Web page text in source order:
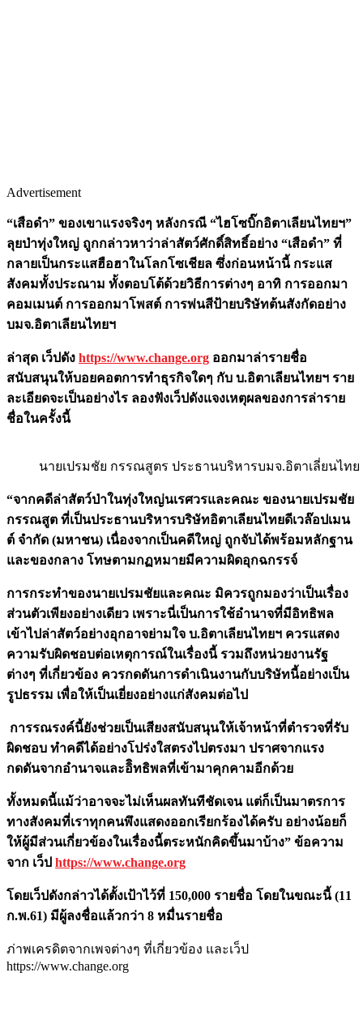
Advertisement
“เสือดำ” ของเขาแรงจริงๆ หลังกรณี “ไฮโซบิ๊กอิตาเลียนไทยฯ”
ลุยป่าทุ่งใหญ่ ถูกกล่าวหาว่าล่าสัตว์ศักดิ์สิทธิ์อย่าง “เสือดำ” ที่
กลายเป็นกระแสฮือฮาในโลกโซเชียล ซึ่งก่อนหน้านี้ กระแส
สังคมทั้งประณาม ทั้งตอบโต้ด้วยวิธีการต่างๆ อาทิ การออกมา
คอมเมนต์ การออกมาโพสต์ การพ่นสีป้ายบริษัทต้นสังกัดอย่าง
บมจ.อิตาเลียนไทยฯ
ล่าสุด เว็ปดัง https://www.change.org ออกมาล่ารายชื่อ
สนับสนุนให้บอยคอตการทำธุรกิจใดๆ กับ บ.อิตาเลียนไทยฯ ราย
ละเอียดจะเป็นอย่างไร ลองฟังเว็ปดังแจงเหตุผลของการล่าราย
ชื่อในครั้งนี้
นายเปรมชัย กรรณสูตร ประธานบริหารบมจ.อิตาเลี่ยนไท
“จากคดีล่าสัตว์ป่าในทุ่งใหญ่นเรศวรและคณะ ของนายเปรมชัย
กรรณสูต ที่เป็นประธานบริหารบริษัทอิตาเลียนไทยดีเวล๊อปเมน
ต์ จำกัด (มหาชน) เนื่องจากเป็นคดีใหญ่ ถูกจับได้พร้อมหลักฐาน
และของกลาง โทษตามกฏหมายมีความผิดอุกฉกรรจ์
การกระทำของนายเปรมชัยและคณะ มิควรถูกมองว่าเป็นเรื่อง
ส่วนตัวเพียงอย่างเดียว เพราะนี่เป็นการใช้อำนาจที่มีอิทธิพล
เข้าไปล่าสัตว์อย่างอุกอาจย่ามใจ บ.อิตาเลียนไทยฯ ควรแสดง
ความรับผิดชอบต่อเหตุการณ์ในเรื่องนี้ รวมถึงหน่วยงานรัฐ
ต่างๆ ที่เกี่ยวข้อง ควรกดดันการดำเนินงานกับบริษัทนี้อย่างเป็น
รูปธรรม เพื่อให้เป็นเยี่ยงอย่างแก่สังคมต่อไป
การรณรงค์นี้ยังช่วยเป็นเสียงสนับสนุนให้เจ้าหน้าที่ตำรวจที่รับ
ผิดชอบ ทำคดีได้อย่างโปร่งใสตรงไปตรงมา ปราศจากแรง
กดดันจากอำนาจและอิิทธิพลที่เข้ามาคุกคามอีกด้วย
ทั้งหมดนี้แม้ว่าอาจจะไม่เห็นผลทันทีชัดเจน แต่ก็เป็นมาตรการ
ทางสังคมที่เราทุกคนพึงแสดงออกเรียกร้องได้ครับ อย่างน้อยก็
ให้ผู้มีส่วนเกี่ยวข้องในเรื่องนี้ตระหนักคิดขึ้นมาบ้าง” ข้อความ
จาก เว็ป https://www.change.org
โดยเว็ปดังกล่าวได้ตั้งเป้าไว้ที่ 150,000 รายชื่อ โดยในขณะนี้ (11
ก.พ.61) มีผู้ลงชื่อแล้วกว่า 8 หมื่นรายชื่อ
ภ่าพเครดิตจากเพจต่างๆ ที่เกี่ยวข้อง และเว็ป
https://www.change.org